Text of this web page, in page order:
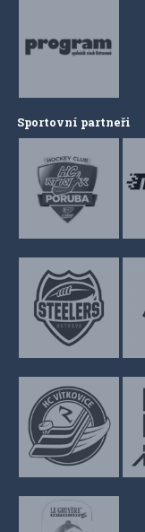
Sportovní partneři